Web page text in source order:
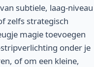
subtiele, laag-niveau
zelfs strategisch
magie toevoegen
onder je
of om een kleine,